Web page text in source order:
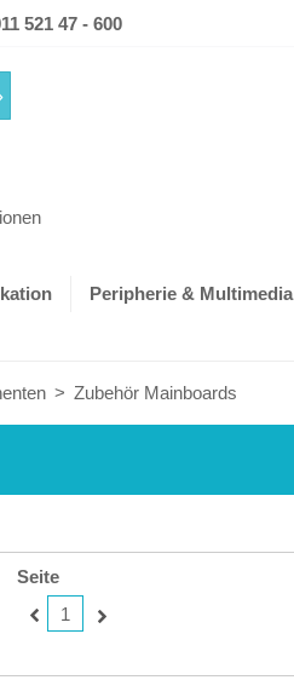
521 47 - 600
Peripherie & Multimedia
> Zubehör Mainboards
Seite
1